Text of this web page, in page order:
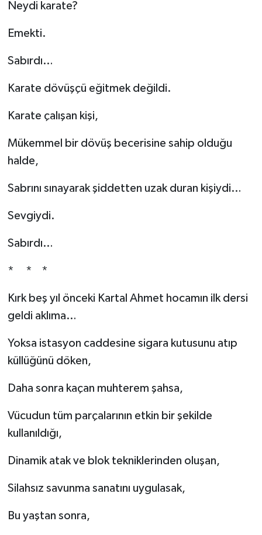
Neydi karate?
Emekti.
Sabırdı…
Karate dövüşçü eğitmek değildi.
Karate çalışan kişi,
Mükemmel bir dövüş becerisine sahip olduğu
halde,
Sabrını sınayarak şiddetten uzak duran kişiydi…
Sevgiydi.
Sabırdı…
* * *
Kırk beş yıl önceki Kartal Ahmet hocamın ilk dersi
geldi aklıma…
Yoksa istasyon caddesine sigara kutusunu atıp
küllüğünü döken,
Daha sonra kaçan muhterem şahsa,
Vücudun tüm parçalarının etkin bir şekilde
kullanıldığı,
Dinamik atak ve blok tekniklerinden oluşan,
Silahsız savunma sanatını uygulasak,
Bu yaştan sonra,